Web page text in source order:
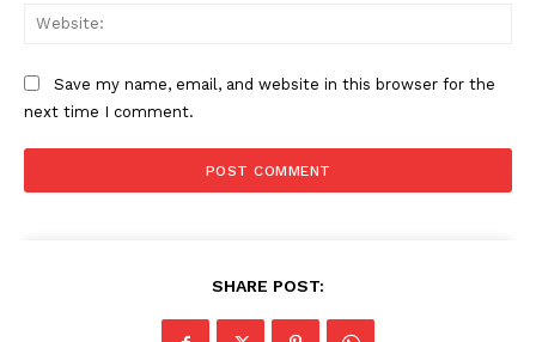
Save my name, email, and website in this browser for the
next time I comment.
SHARE POST: